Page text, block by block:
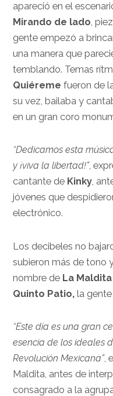
apareció en el
Mirando de lado,
gente empezó a
una manera que
temblando. Temas
Quiéreme fueron de
su vez, bailaba y
en un gran coro
“Dedicamos esta
y ¡viva la libertad!”,
cantante de Kinky,
jóvenes que
electrónico.
Los decibeles no
subieron más de tono
nombre de La
Quinto Patio,la
“Este día es una gran
esencia de los ideales
Revolución Mexicana”,
Maldita, antes de
consagrado a la